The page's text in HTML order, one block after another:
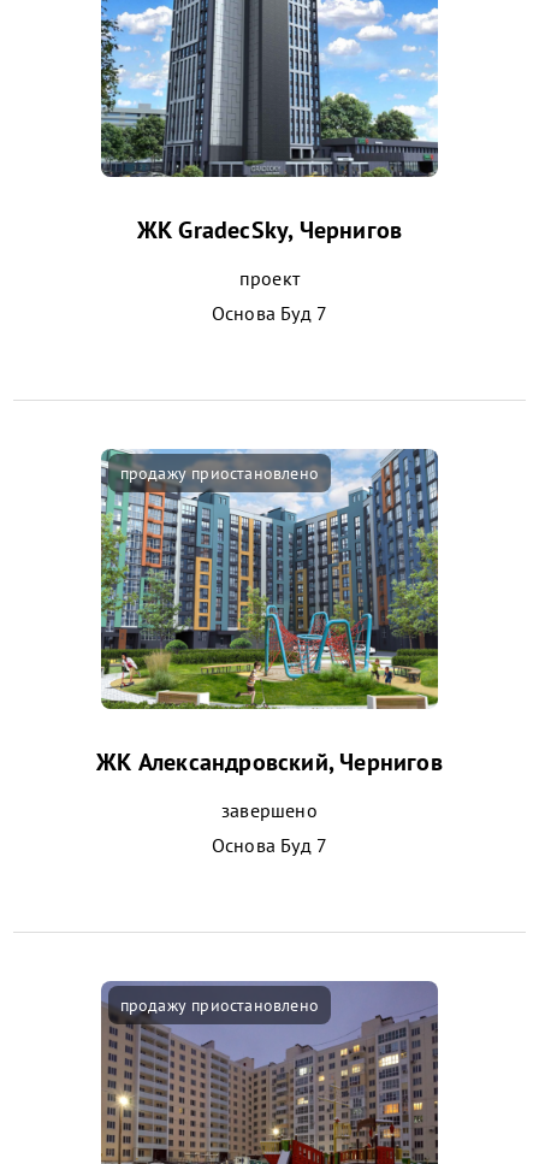
ЖК GradecSky, Чернигов
проект
Основа Буд 7
ЖК Александровский, Чернигов
завершено
Основа Буд 7